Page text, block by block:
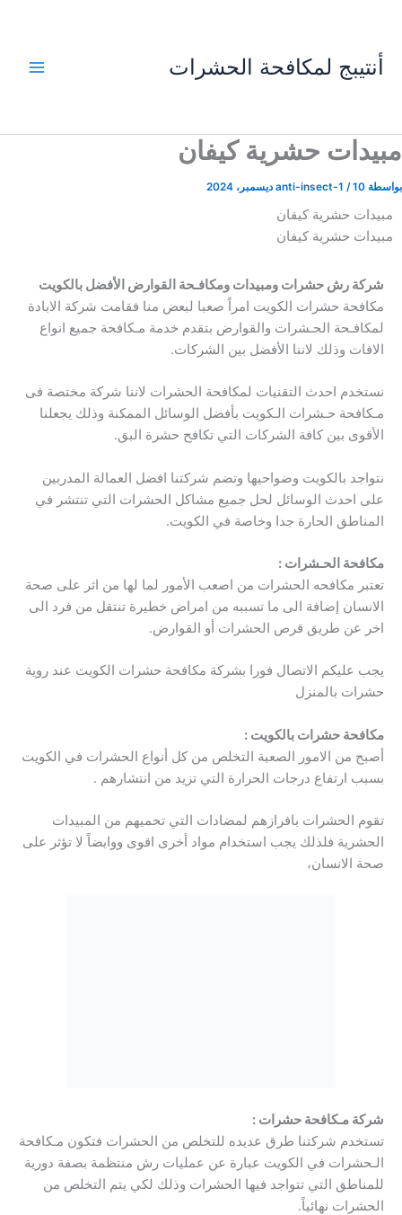
المحتوى
أنتيبج لمكافحة الحشرات
مبيدات حشرية كيفان
بواسطة anti-insect-1 /10 ديسمبر، 2024
مبيدات حشرية كيفان
مبيدات حشرية كيفان
شركة رش حشرات ومبيدات ومكافـحة القوارض الأفضل بالكويت
مكافحة حشرات الكويت امراً صعبا لبعض منا فقامت شركة الابادة
لمكافـحة الحـشرات والقوارض بتقدم خدمة مـكافحة جميع انواع
الافات وذلك لاننا الأفضل بين الشركات.
نستخدم احدث التقنيات لمكافحة الحشرات لاننا شركة مختصة فى
مـكافحة حـشرات الـكويت بأفضل الوسائل الممكنة وذلك يجعلنا
الأقوى بين كافة الشركات التي تكافح حشرة البق.
نتواجد بالكويت وضواحيها وتضم شركتنا افضل العمالة المدربين
على احدث الوسائل لحل جميع مشاكل الحشرات التي تنتشر في
المناطق الحارة جدا وخاصة في الكويت.
مكافحة الحـشرات :
تعتبر مكافحه الحشرات من اصعب الأمور لما لها من اثر على صحة
الانسان إضافة الى ما تسببه من امراض خطيرة تنتقل من فرد الى
اخر عن طريق قرص الحشرات أو القوارض.
يجب عليكم الاتصال فورا بشركة مكافحة حشرات الكويت عند روية
حشرات بالمنزل
مكافحة حشرات بالكويت :
أصبح من الامور الصعبة التخلص من كل أنواع الحشرات في الكويت
بسبب ارتفاع درجات الحرارة التي تزيد من انتشارهم .
تقوم الحشرات بافرازهم لمضادات التي تحميهم من المبيدات
الحشرية فلذلك يجب استخدام مواد أخرى اقوى ووايضاً لا تؤثر على
صحة الانسان،
شركة مـكافحة حشرات :
تستخدم شركتنا طرق عديده للتخلص من الحشرات فتكون مـكافحة
الـحشرات في الكويت عبارة عن عمليات رش منتظمة بصفة دورية
للمناطق التي تتواجد فيها الحشرات وذلك لكي يتم التخلص من
الحشرات نهائياً.